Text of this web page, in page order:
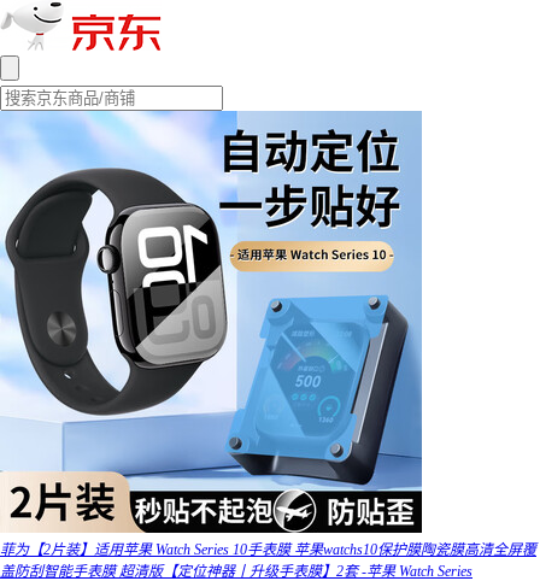
菲为【2片装】适用苹果 Watch Series 10手表膜 苹果watchs10保护膜陶瓷膜高清全屏覆
盖防刮智能手表膜 超清版【定位神器丨升级手表膜】2套 -苹果 Watch Series